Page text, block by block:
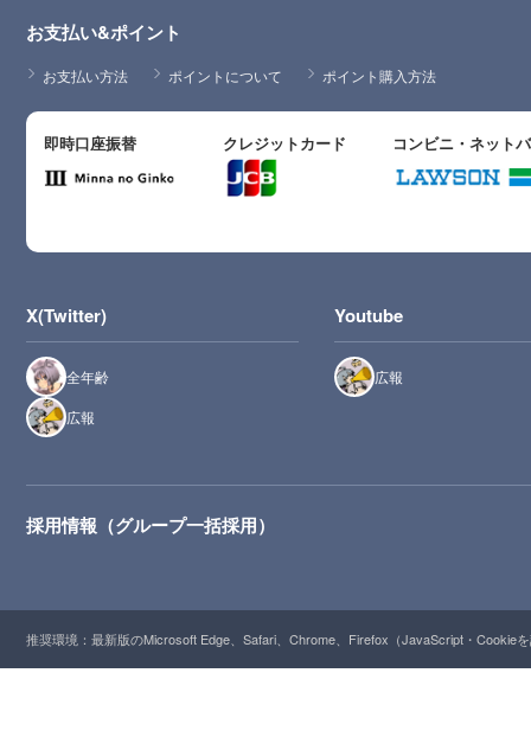
お支払い&ポイント
お支払い方法 ポイントについて ポイント購入方法
即時口座振替 クレジットカード コンビニ・ネット
X(Twitter)
全年齢
広報
Youtube
広報
採用情報（グループ一括採用）
推奨環境：最新版のMicrosoft Edge、Safari、Chrome、Firefox（JavaScript・Cookie